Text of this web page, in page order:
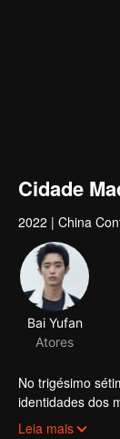
Cidade
2022 | China
Bai Yufan
Atores
No trigésimo
identidades dos
Qu San Geng
Leia mais